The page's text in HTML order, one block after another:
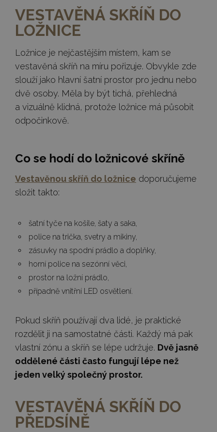
VESTAVĚNÁ SKŘÍŇ DO
LOŽNICE
Ložnice je nejčastějším místem, kam se
vestavěná skříň na míru pořizuje. Obvykle zde
slouží jako hlavní šatní prostor pro jednu nebo
dvě osoby. Měla by být tichá, přehledná
a vizuálně klidná, protože ložnice má působit
odpočinkově.
Co se hodí do ložnicové skříně
Vestavěnou skříň do ložnice doporučujeme
složit takto:
šatní tyče na košile, šaty a saka,
police na trička, svetry a mikiny,
zásuvky na spodní prádlo a doplňky,
horní police na sezónní věci,
prostor na ložní prádlo,
případně vnitřní LED osvětlení.
Pokud skříň používají dva lidé, je praktické
rozdělit ji na samostatné části. Každý má pak
vlastní zónu a skříň se lépe udržuje. Dvě jasně
oddělené části často fungují lépe než
jeden velký společný prostor.
VESTAVĚNÁ SKŘÍŇ DO
PŘEDSÍNĚ